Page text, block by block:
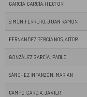
GARCÍA GARCÍA, HECTOR
SIMON FERRERO, JUAN RAMON
FERNANDEZ BERCIANOS, AITOR
GONZÁLEZ GARCÍA, PABLO
SÁNCHEZ INFANZÓN, MARIAN
CAMPO GARCÍA, JAVIER